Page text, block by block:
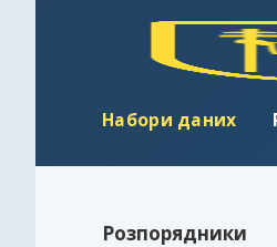
Набори даних
Розпорядники